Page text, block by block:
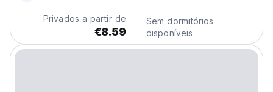
Privados a partir de
€8.59
Sem dormitórios
disponíveis